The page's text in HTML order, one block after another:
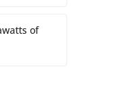
of